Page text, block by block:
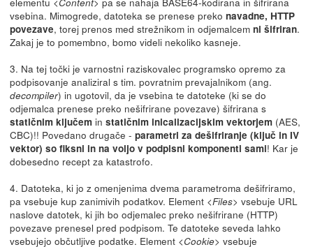
vsebina. Mimogrede, datoteka se prenese preko navadne, HTTP
povezave, torej prenos med strežnikom in odjemalcem ni šifriran.
Zakaj je to pomembno, bomo videli nekoliko kasneje.
3. Na tej točki je varnostni raziskovalec programsko opremo za
podpisovanje analiziral s tim. povratnim prevajalnikom (ang.
decompiler) in ugotovil, da je vsebina te datoteke (ki se do
odjemalca prenese preko nešifrirane povezave) šifrirana s
statičnim ključemin statičnim inicalizacijskim vektorjem(AES,
CBC)!! Povedano drugače - parametri za dešifriranje (ključ in IV
vektor) so fiksni in na voljo v podpisni komponenti sami! Kar je
dobesedno recept za katastrofo.
4. Datoteka, ki jo z omenjenima dvema parametroma dešifriramo,
pa vsebuje kup zanimivih podatkov. Element <Files> vsebuje URL
naslove datotek, ki jih bo odjemalec preko nešifrirane (HTTP)
povezave prenesel pred podpisom. Te datoteke seveda lahko
vsebujejo občutljive podatke. Element <Cookie> vsebuje